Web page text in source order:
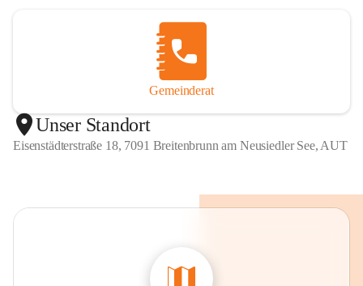
Gemeinderat
Unser Standort
Eisenstädterstraße 18, 7091 Breitenbrunn am Neusiedler See, AUT